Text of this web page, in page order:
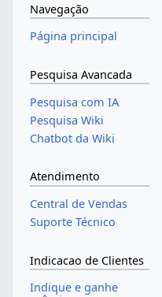
Navegação
Página principal
Pesquisa Avancada
Pesquisa com IA
Pesquisa Wiki
Chatbot da Wiki
Atendimento
Central de Vendas
Suporte Técnico
Indicacao de Clientes
Indique e ganhe